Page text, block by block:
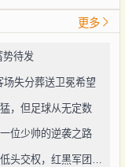
更多
势待发
失分葬送卫冕希望
，但足球从无定数
位少帅的逆袭之路
米兰变天记：亿级投入化为泡影，卡迪纳莱低头交权，红黑军团命运系于"囧叔"一念